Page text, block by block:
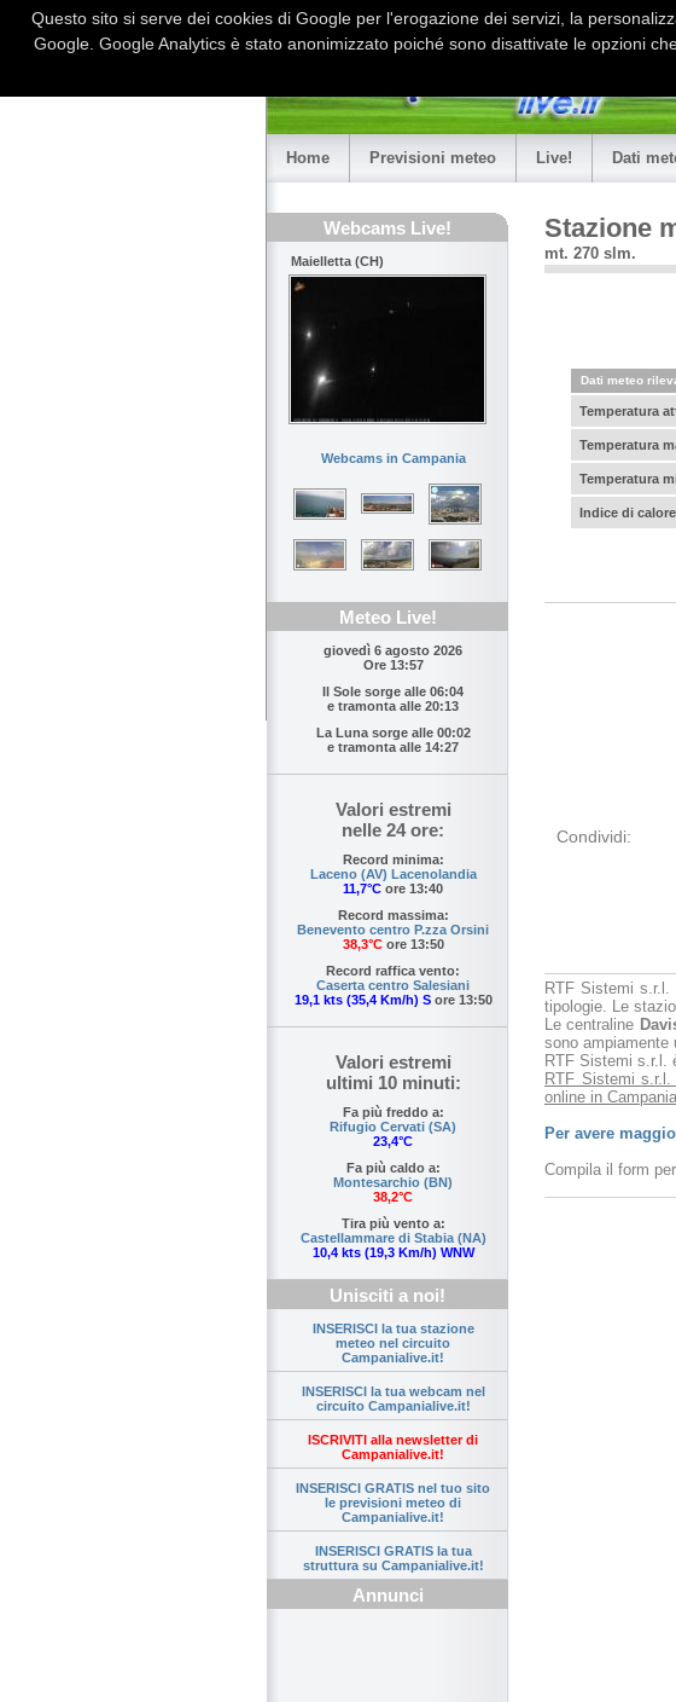
Home Previsioni meteo Live! Dati
Webcams Live!
Maielletta (CH)
Webcams in Campania
Meteo Live!
giovedì 6 agosto 2026
Ore 13:57
Il Sole sorge alle 06:04
e tramonta alle 20:13
La Luna sorge alle 00:02
e tramonta alle 14:27
Valori estremi
nelle 24 ore:
Record minima:
Laceno (AV) Lacenolandia
11,7°C ore 13:40
Record massima:
Benevento centro P.zza Orsini
38,3°Core 13:50
Record raffica vento:
Caserta centro Salesiani
19,1 kts (35,4 Km/h) Sore 13:50
Valori estremi
ultimi 10 minuti:
Fa più freddo a:
Rifugio Cervati (SA)
23,4°C
Fa più caldo a:
Montesarchio (BN)
38,2°C
Tira più vento a:
Castellammare di Stabia (NA)
10,4 kts (19,3 Km/h) WNW
Unisciti a noi!
INSERISCI la tua stazione
meteo nel circuito
Campanialive.it!
INSERISCI la tua webcam nel
circuito Campanialive.it!
ISCRIVITI alla newsletter di
Campanialive.it!
INSERISCI GRATIS nel tuo sito
le previsioni meteo di
Campanialive.it!
INSERISCI GRATIS la tua
struttura su Campanialive.it!
Annunci
Stazione
mt. 270 slm.
Dati meteo
Temperatura
Temperatura
Temperatura
Indice di calore
Condividi:
RTF Sistemi s.r.l.
tipologie. Le
Le centraline
sono ampiamente
RTF Sistemi s.r.l.
RTF Sistemi
online in Campania.
Per avere
Compila il form
Questo sito si serve dei cookies di Google per l'erogazione dei servizi, la
Google. Google Analytics è stato anonimizzato poiché sono disattivate le opzioni